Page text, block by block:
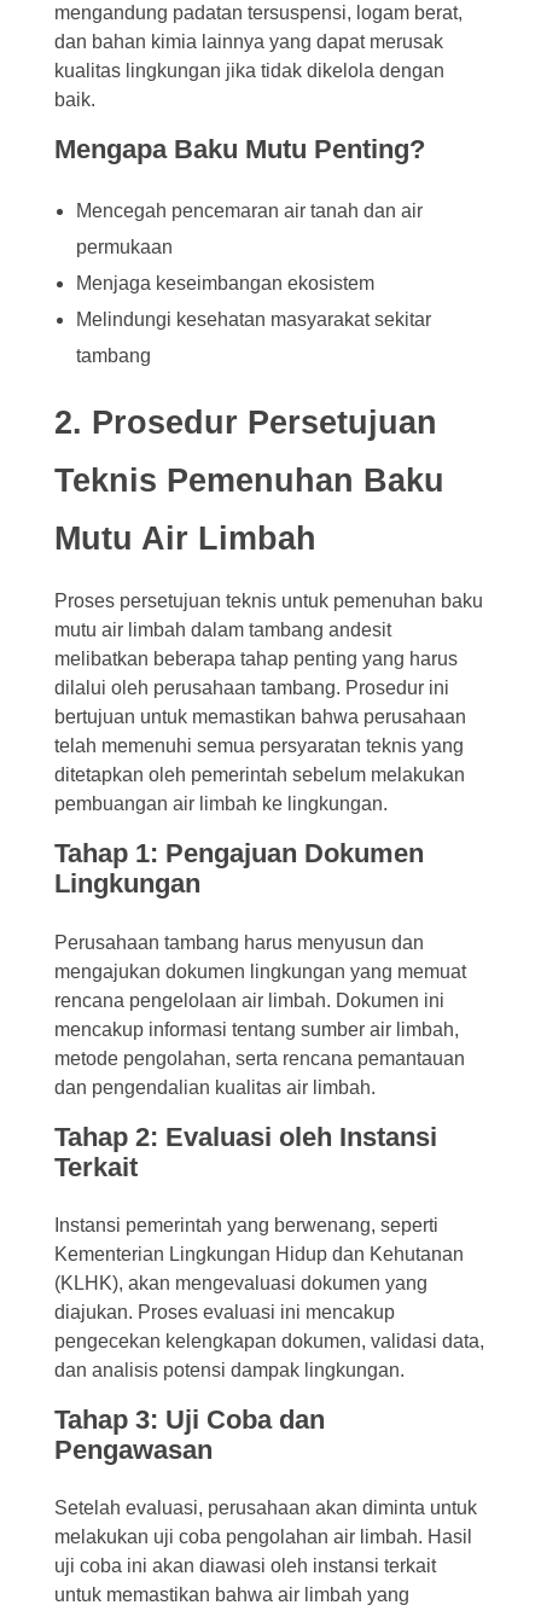
mengandung padatan tersuspensi, logam berat,
dan bahan kimia lainnya yang dapat merusak
kualitas lingkungan jika tidak dikelola dengan
baik.
Mengapa Baku Mutu Penting?
Mencegah pencemaran air tanah dan air
permukaan
Menjaga keseimbangan ekosistem
Melindungi kesehatan masyarakat sekitar
tambang
2. Prosedur Persetujuan
Teknis Pemenuhan Baku
Mutu Air Limbah
Proses persetujuan teknis untuk pemenuhan baku
mutu air limbah dalam tambang andesit
melibatkan beberapa tahap penting yang harus
dilalui oleh perusahaan tambang. Prosedur ini
bertujuan untuk memastikan bahwa perusahaan
telah memenuhi semua persyaratan teknis yang
ditetapkan oleh pemerintah sebelum melakukan
pembuangan air limbah ke lingkungan.
Tahap 1: Pengajuan Dokumen
Lingkungan
Perusahaan tambang harus menyusun dan
mengajukan dokumen lingkungan yang memuat
rencana pengelolaan air limbah. Dokumen ini
mencakup informasi tentang sumber air limbah,
metode pengolahan, serta rencana pemantauan
dan pengendalian kualitas air limbah.
Tahap 2: Evaluasi oleh Instansi
Terkait
Instansi pemerintah yang berwenang, seperti
Kementerian Lingkungan Hidup dan Kehutanan
(KLHK), akan mengevaluasi dokumen yang
diajukan. Proses evaluasi ini mencakup
pengecekan kelengkapan dokumen, validasi data,
dan analisis potensi dampak lingkungan.
Tahap 3: Uji Coba dan
Pengawasan
Setelah evaluasi, perusahaan akan diminta untuk
melakukan uji coba pengolahan air limbah. Hasil
uji coba ini akan diawasi oleh instansi terkait
untuk memastikan bahwa air limbah yang